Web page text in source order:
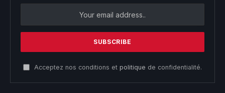
Acceptez nos conditions et politique de confidentialité.